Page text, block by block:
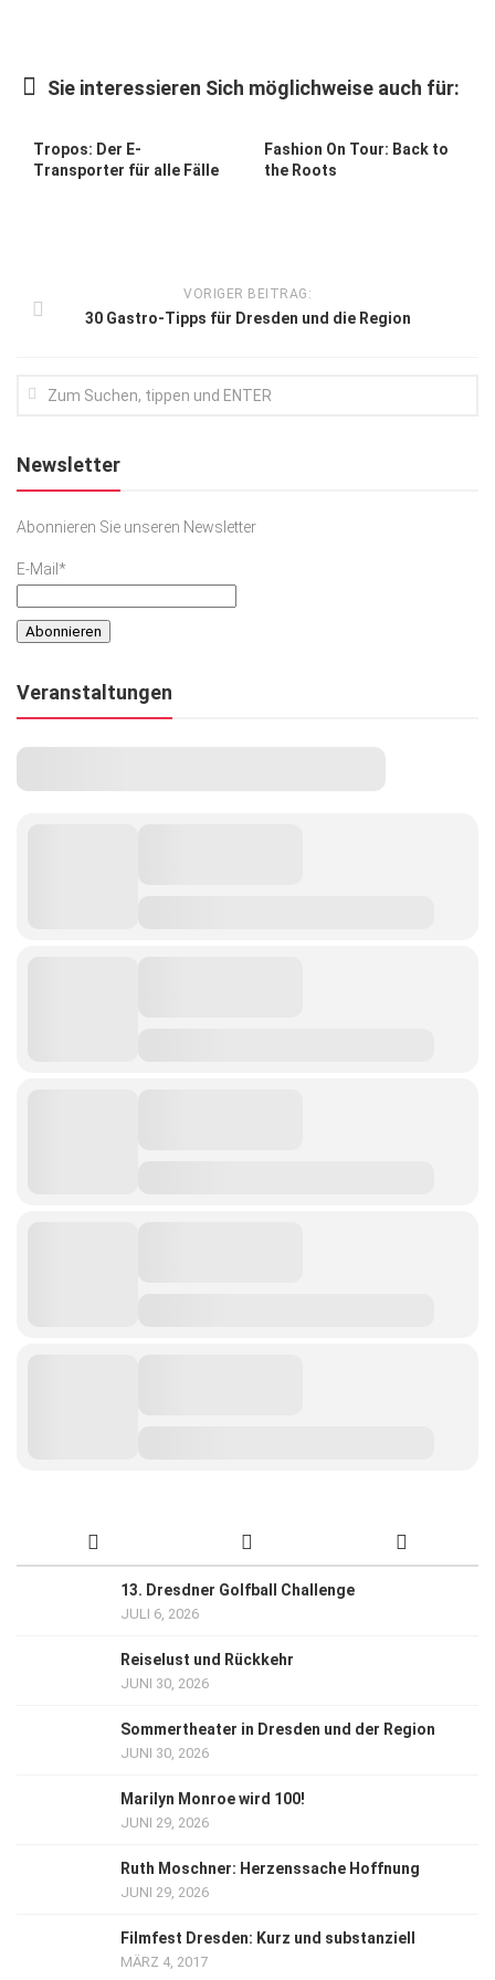
Lifestyle
Podcast
Sie interessieren Sich möglichweise auch für:
Tropos: Der E-
Transporter für alle Fälle
Fashion On Tour: Back to
the Roots
VORIGER BEITRAG:
30 Gastro-Tipps für Dresden und die Region
Newsletter
Abonnieren Sie unseren Newsletter
E-Mail*
Veranstaltungen
13. Dresdner Golfball Challenge
JULI 6, 2026
Reiselust und Rückkehr
JUNI 30, 2026
Sommertheater in Dresden und der Region
JUNI 30, 2026
Marilyn Monroe wird 100!
JUNI 29, 2026
Ruth Moschner: Herzenssache Hoffnung
JUNI 29, 2026
Filmfest Dresden: Kurz und substanziell
MÄRZ 4, 2017